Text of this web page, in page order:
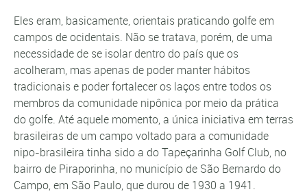
Eles eram, basicamente, orientais praticando golfe em
campos de ocidentais. Não se tratava, porém, de uma
necessidade de se isolar dentro do país que os
acolheram, mas apenas de poder manter hábitos
tradicionais e poder fortalecer os laços entre todos os
membros da comunidade nipônica por meio da prática
do golfe. Até aquele momento, a única iniciativa em terras
brasileiras de um campo voltado para a comunidade
nipo-brasileira tinha sido a do Tapeçarinha Golf Club, no
bairro de Piraporinha, no município de São Bernardo do
Campo, em São Paulo, que durou de 1930 a 1941.